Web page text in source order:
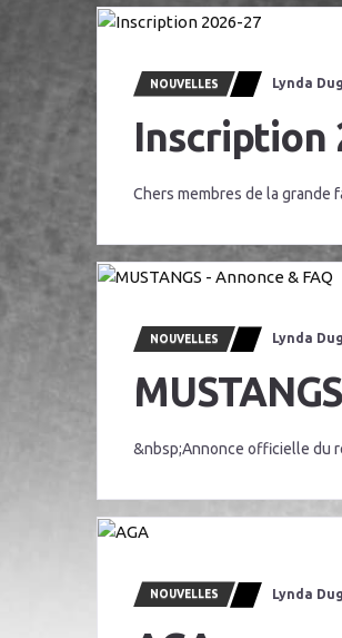
NOUVELLES Lynda
Inscription
Chers membres de la grande
NOUVELLES Lynda
&nbsp;Annonce officielle du
NOUVELLES Lynda